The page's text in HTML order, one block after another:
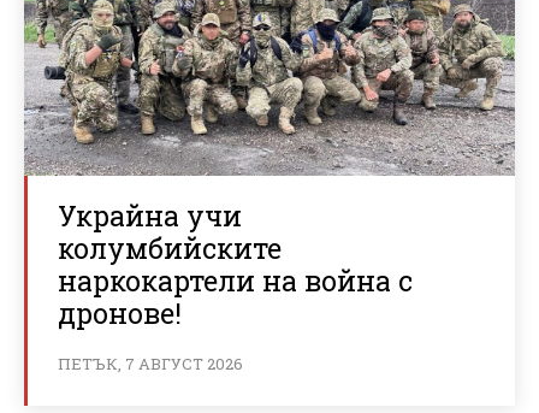
Украйна учи
колумбийските
наркокартели на война с
дронове!
ПЕТЪК, 7 АВГУСТ 2026